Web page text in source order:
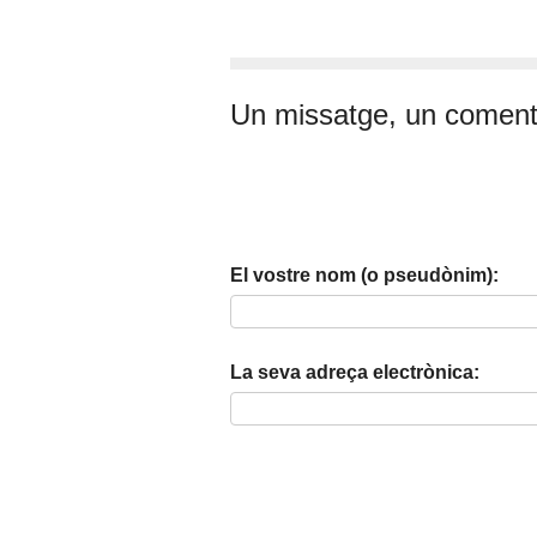
Un missatge, un
El vostre nom (o pseudònim):
La seva adreça electrònica: